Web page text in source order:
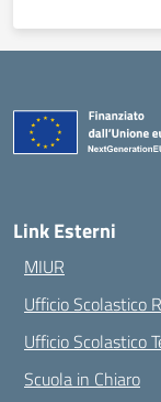
Link Esterni
MIUR
Ufficio Scolastico
Ufficio Scolastico
Scuola in Chiaro